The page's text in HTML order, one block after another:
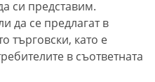
си представим.
да се предлагат в
търговски, като е
в съответната